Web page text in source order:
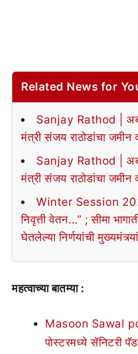
Related News for
Sanjay Rathod |
मंत्री संजय राठोडांचा जमीन
Sanjay Rathod |
मंत्री संजय राठोडांचा जमीन
Winter Session
निवृत्ती वेतन…” ; सीमा
घेतलेल्या निर्णयांची
महत्वाच्या बातम्या :
Masoon Sawal
पोस्टरमध्ये सॅनिटरी